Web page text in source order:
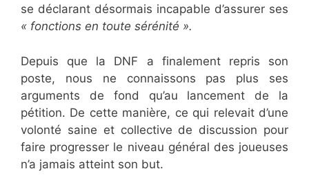
se déclarant désormais incapable d’assurer ses
« fonctions en toute sérénité ».
Depuis que la DNF a finalement repris son
poste, nous ne connaissons pas plus ses
arguments de fond qu’au lancement de la
pétition. De cette manière, ce qui relevait d’une
volonté saine et collective de discussion pour
faire progresser le niveau général des joueuses
n’a jamais atteint son but.